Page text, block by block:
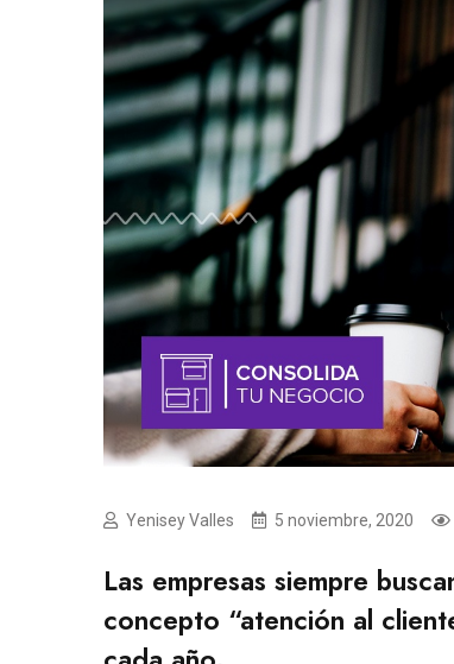
Yenisey Valles 5 noviembre, 2020
Las empresas siempre
concepto “atención al